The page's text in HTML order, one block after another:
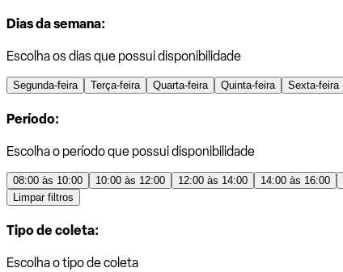
Dias da semana:
Escolha os dias que possui disponibilidade
Segunda-feira Terça-feira Quarta-feira Quinta-feira Sexta-feira
Período:
Escolha o período que possui disponibilidade
08:00 às 10:00 10:00 às 12:00 12:00 às 14:00 14:00 às 16:00
Limpar filtros
Tipo de coleta:
Escolha o tipo de coleta